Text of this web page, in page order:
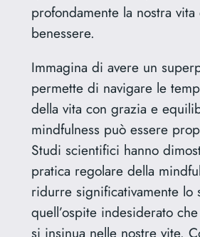
profondamente la nostra
benessere.
Immagina di avere un
permette di navigare le
della vita con grazia e
mindfulness può essere
Studi scientifici hanno
pratica regolare della
ridurre significativamente lo
quell’ospite indesiderato